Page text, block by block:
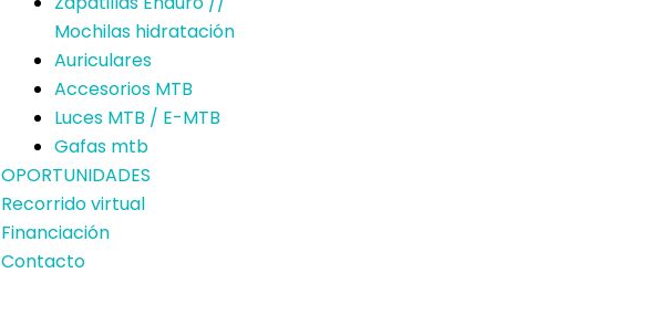
Mochilas hidratación
Auriculares
Accesorios MTB
Luces MTB / E-MTB
Gafas mtb
OPORTUNIDADES
Recorrido virtual
Financiación
Contacto